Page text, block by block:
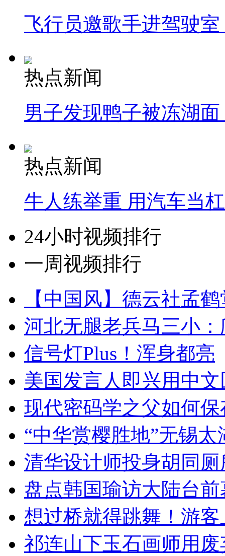
飞行员邀歌手进驾驶
热点新闻
男子发现鸭子被冻湖
热点新闻
牛人练举重 用汽车当
24小时视频排行
一周视频排行
【中国风】德云社孟
河北无腿老兵马三小
信号灯Plus！浑身都亮
美国发言人即兴用中
现代密码学之父如何
“中华赏樱胜地”无锡
清华设计师投身胡同
盘点韩国瑜访大陆台
想过桥就得跳舞！游客
祁连山下玉石画师用